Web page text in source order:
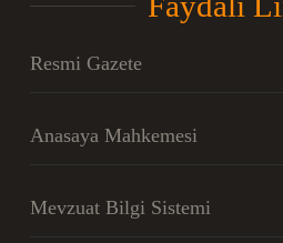
Resmi Gazete
Anasaya Mahkemesi
Mevzuat Bilgi Sistemi